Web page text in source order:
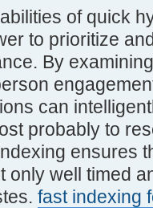
of quick
to prioritize
By
can
probably to
ensures
only well timed
fast indexing